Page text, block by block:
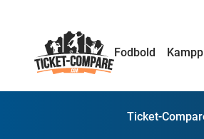
Fodbold
Ticket-